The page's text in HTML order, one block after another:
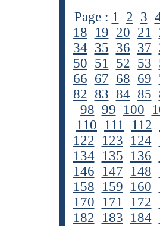
Page : 1 2 3
18 19 20 21
34 35 36 37
50 51 52 53
66 67 68 69
82 83 84 85
98 99 100
110 111 112
122 123 124
134 135 136
146 147 148
158 159 160
170 171 172
182 183 184